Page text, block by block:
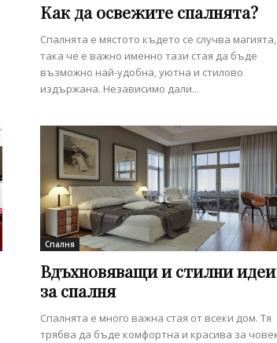
Как да освежите спалнята?
Спалнята е мястото където се случва магията,
така че е важно именно тази стая да бъде
възможно най-удобна, уютна и стилово
издържана. Независимо дали...
Спалня
Вдъхновяващи и стилни идеи
за спалня
Спалнята е много важна стая от всеки дом. Тя
трябва да бъде комфортна и красива за